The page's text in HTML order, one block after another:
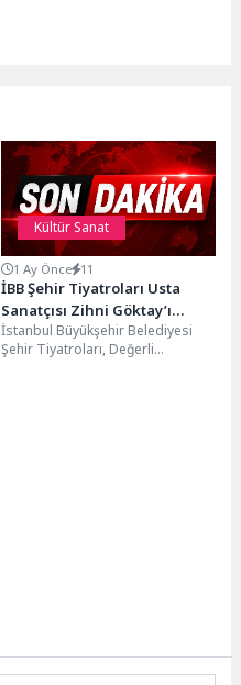
Kültür Sanat
1 Ay Önce 11
İBB Şehir Tiyatroları Usta
Sanatçısı Zihni Göktay’ı
Kaybetmenin Derin
Üzüntüsünü Yaşıyor
İstanbul Büyükşehir Belediyesi
Şehir Tiyatroları, Değerli